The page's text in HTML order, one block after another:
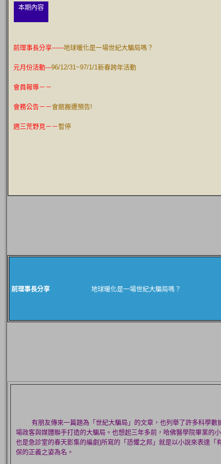
本期內容
前理事長分享------地球暖化是一場世紀大騙局嗎？
元月份活動---96/12/31~97/1/1新春跨年活動
會員報導－－
會務公告－－會館搬遷預告!
週三荒野見 －－暫停
前理事長分享 地球暖化是一場世紀大騙局嗎？
有朋友傳來一篇題為「世紀大騙局」的文章，也列舉了許多科學
場政客與媒體聯手打造的大騙局。也想起三年多前，哈佛醫學院畢業的
也是急診室的春天影集的編劇)所寫的「恐懼之邦」就是以小說來表達
保的正義之姿為名。